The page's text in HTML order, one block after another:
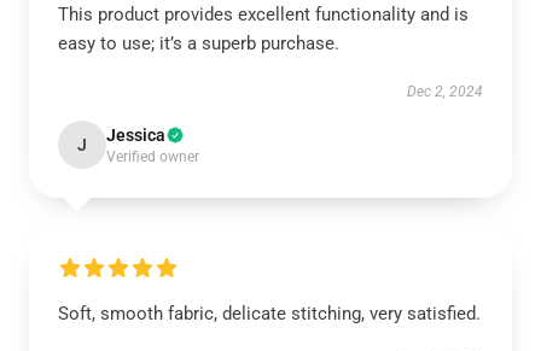
This product provides excellent functionality and is
easy to use; it’s a superb purchase.
Dec 2, 2024
J Jessica
Verified owner
Soft, smooth fabric, delicate stitching, very satisfied.